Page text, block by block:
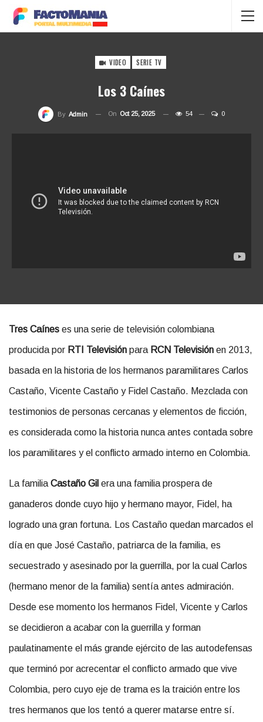
VIDEO SERIE TV
Los 3 Caínes
By Admin On Oct 25, 2025 54 0
Tres Caínes es una serie de televisión colombiana
producida por RTI Televisión para RCN Televisión en 2013,
basada en la historia de los hermanos paramilitares Carlos
Castaño, Vicente Castaño y Fidel Castaño. Mezclada con
testimonios de personas cercanas y elementos de ficción,
es considerada como la historia nunca antes contada sobre
los paramilitares y el conflicto armado interno en Colombia.
La familia Castaño Gil era una familia prospera de
ganaderos donde cuyo hijo y hermano mayor, Fidel, ha
logrado una gran fortuna. Los Castaño quedan marcados el
día en que José Castaño, patriarca de la familia, es
secuestrado y asesinado por la guerrilla, por la cual Carlos
(hermano menor de la familia) sentía antes admiración.
Desde ese momento los hermanos Fidel, Vicente y Carlos
se decidieron a acabar con la guerrilla y forman
paulatinamente el más grande ejército de las autodefensas
que terminó por acrecentar el conflicto armado que vive
Colombia, pero cuyo eje de trama es la traición entre los
tres hermanos que los tentó a querer matarse entre sí.